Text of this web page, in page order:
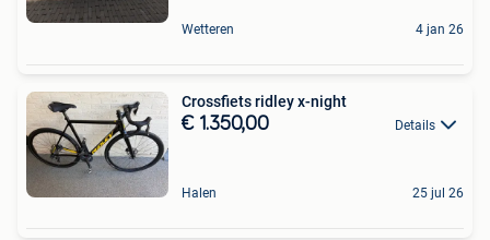
Wetteren 4 jan 26
Crossfiets ridley x-night
€ 1.350,00 Details
Halen 25 jul 26